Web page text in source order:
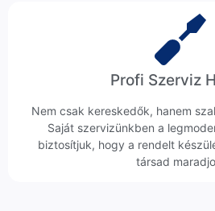
Profi Szerviz
Nem csak kereskedők, hanem
Saját szervizünkben a
biztosítjuk, hogy a rendelt
társad